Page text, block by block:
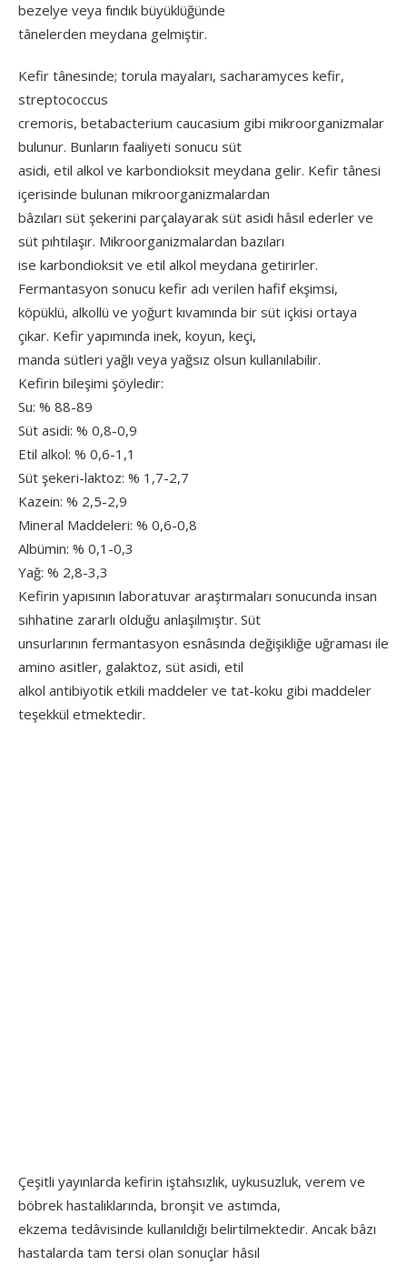
bezelye veya fındık büyüklüğünde
tânelerden meydana gelmiştir.
Kefir tânesinde; torula mayaları, sacharamyces kefir,
streptococcus
cremoris, betabacterium caucasium gibi mikroorganizmalar
bulunur. Bunların faaliyeti sonucu süt
asidi, etil alkol ve karbondioksit meydana gelir. Kefir tânesi
içerisinde bulunan mikroorganizmalardan
bâzıları süt şekerini parçalayarak süt asidi hâsıl ederler ve
süt pıhtılaşır. Mikroorganizmalardan bazıları
ise karbondioksit ve etil alkol meydana getirirler.
Fermantasyon sonucu kefir adı verilen hafif ekşimsi,
köpüklü, alkollü ve yoğurt kıvamında bir süt içkisi ortaya
çıkar. Kefir yapımında inek, koyun, keçi,
manda sütleri yağlı veya yağsız olsun kullanılabilir.
Kefirin bileşimi şöyledir:
Su: % 88-89
Süt asidi: % 0,8-0,9
Etil alkol: % 0,6-1,1
Süt şekeri-laktoz: % 1,7-2,7
Kazein: % 2,5-2,9
Mineral Maddeleri: % 0,6-0,8
Albümin: % 0,1-0,3
Yağ: % 2,8-3,3
Kefirin yapısının laboratuvar araştırmaları sonucunda insan
sıhhatine zararlı olduğu anlaşılmıştır. Süt
unsurlarının fermantasyon esnâsında değişikliğe uğraması ile
amino asitler, galaktoz, süt asidi, etil
alkol antibiyotik etkili maddeler ve tat-koku gibi maddeler
teşekkül etmektedir.
Çeşitli yayınlarda kefirin iştahsızlık, uykusuzluk, verem ve
böbrek hastalıklarında, bronşit ve astımda,
ekzema tedâvisinde kullanıldığı belirtilmektedir. Ancak bâzı
hastalarda tam tersi olan sonuçlar hâsıl